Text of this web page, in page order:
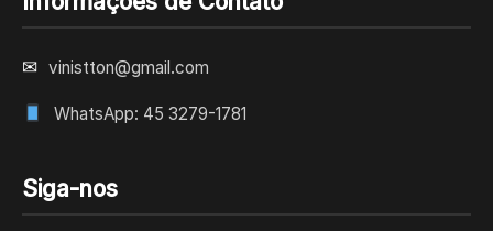
✉ vinistton@gmail.com
WhatsApp: 45 3279-1781
Siga-nos